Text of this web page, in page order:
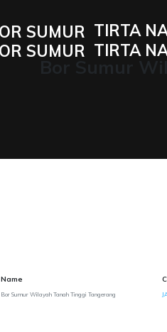
TIRTA
Name
Bor Sumur Wilayah Tanah Tinggi Tangerang
TIRTA